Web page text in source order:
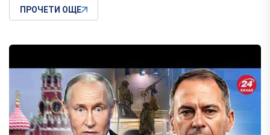
ПРОЧЕТИ ОЩЕ